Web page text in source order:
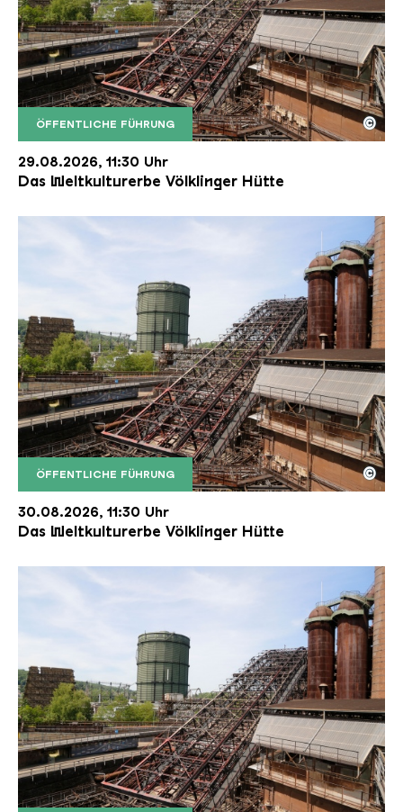
ÖFFENTLICHE FÜHRUNG
Der Erzschrägaufzug der Völklinger Hütte mit
Copyright: Weltkulturerbe Völklinger Hütte | Karl
©
29.08.2026, 11:30 Uhr
Das Weltkulturerbe Völklinger Hütte
ÖFFENTLICHE FÜHRUNG
Der Erzschrägaufzug der Völklinger Hütte mit
Copyright: Weltkulturerbe Völklinger Hütte | Karl
©
30.08.2026, 11:30 Uhr
Das Weltkulturerbe Völklinger Hütte